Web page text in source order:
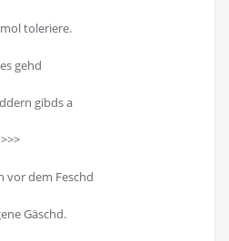
toleriere.
gehd
gibds a
vor dem Feschd
Gäschd.